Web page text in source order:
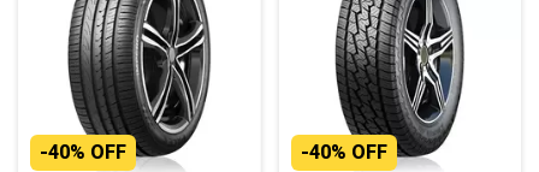
-40% OFF -40% OFF